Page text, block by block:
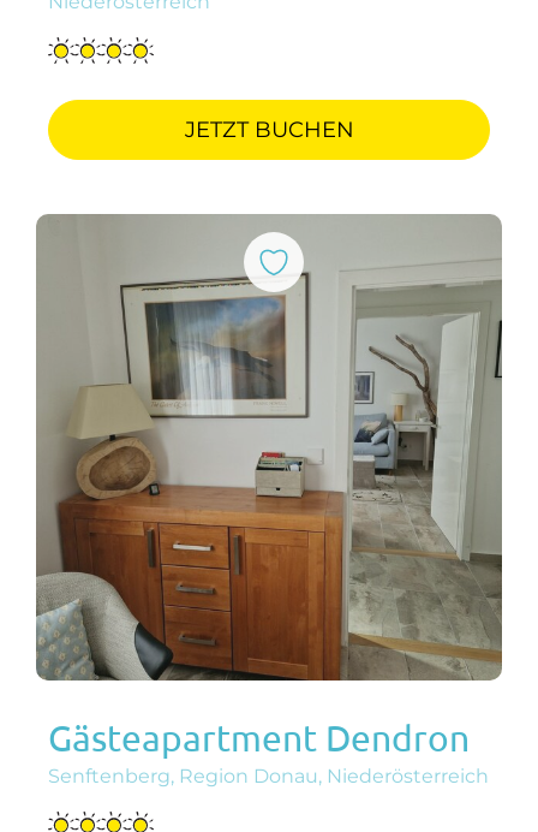
JETZT BUCHEN
Gästeapartment Dendron
Senftenberg, Region Donau, Niederösterreich